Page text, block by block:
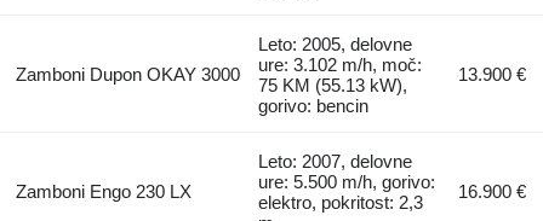
Zamboni Dupon OKAY 3000
Leto: 2005, delovne
ure: 3.102 m/h, moč:
75 KM (55.13 kW),
gorivo: bencin
13.900 €
Zamboni Engo 230 LX
Leto: 2007, delovne
ure: 5.500 m/h, gorivo:
elektro, pokritost: 2,3
16.900 €